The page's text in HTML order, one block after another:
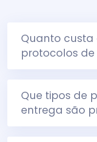
Quanto custa
protocolos
Que tipos de
entrega são